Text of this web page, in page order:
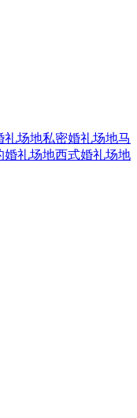
礼场地私密婚礼场地马
婚礼场地西式婚礼场地